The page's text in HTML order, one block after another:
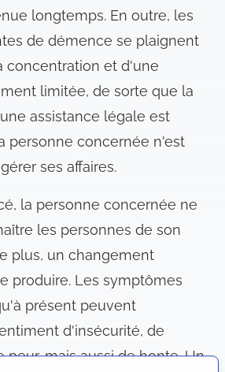
longtemps. En outre, les
de démence se plaignent
concentration et d'une
limitée, de sorte que la
assistance légale est
personne concernée n'est
ses affaires.
la personne concernée ne
les personnes de son
plus, un changement
produire. Les symptômes
présent peuvent
d'insécurité, de
peur, mais aussi de honte. Un